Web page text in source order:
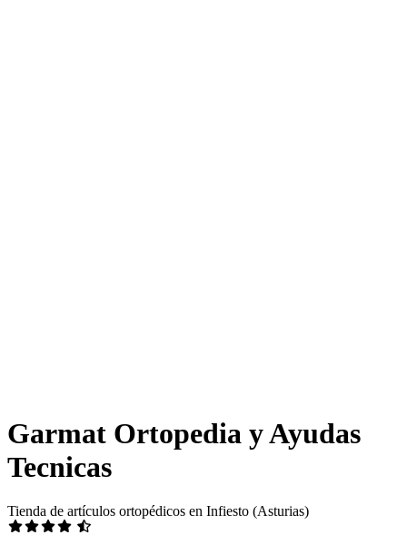
Garmat Ortopedia y Ayudas
Tecnicas
Tienda de artículos ortopédicos en Infiesto (Asturias)